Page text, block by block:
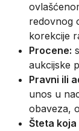
redovnog
korekcije
Procene:
aukcijske
Pravni ili
unos u
obaveza,
Šteta